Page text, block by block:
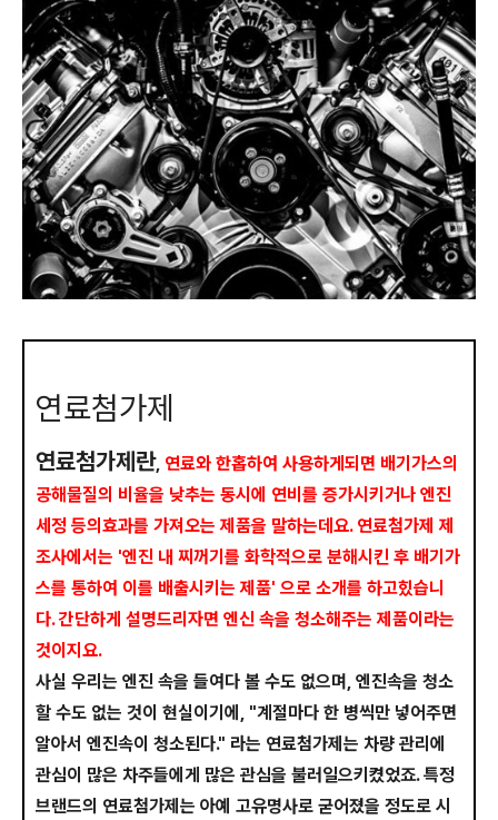
연료첨가제
연료첨가제란, 연료와 한홉하여 사용하게되면 배기가스의
공해물질의 비율을 낮추는 동시에 연비를 증가시키거나 엔진
세정 등의효과를 가져오는 제품을 말하는데요. 연료첨가제 제
조사에서는 '엔진 내 찌꺼기를 화학적으로 분해시킨 후 배기가
스를 통하여 이를 배출시키는 제품' 으로 소개를 하고힜습니
다. 간단하게 설명드리자면 엔신 속을 청소해주는 제품이라는
것이지요.
사실 우리는 엔진 속을 들여다 볼 수도 없으며, 엔진속을 청소
할 수도 없는 것이 현실이기에, "계절마다 한 병씩만 넣어주면
알아서 엔진속이 청소된다." 라는 연료첨가제는 차량 관리에
관심이 많은 차주들에게 많은 관심을 불러일으키켰었죠. 특정
브랜드의 연료첨가제는 아예 고유명사로 굳어졌을 정도로 시